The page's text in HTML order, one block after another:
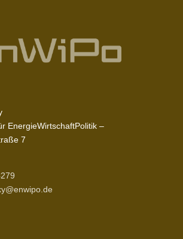
EnergieWirtschaftPolitik –
7